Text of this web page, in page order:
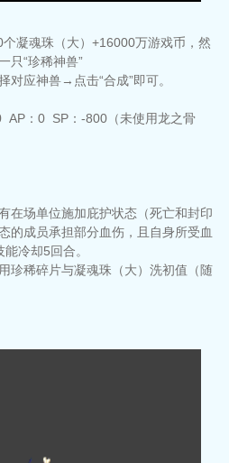
凝魂珠（大）+16000万游戏币，然
只“珍稀神兽”
对应神兽→点击“合成”即可。
AP：0 SP：-800（未使用龙之骨
在场单位施加庇护状态（死亡和封印
的成员承担部分血伤，且自身所受血
冷却5回合。
珍稀碎片与凝魂珠（大）洗初值（随